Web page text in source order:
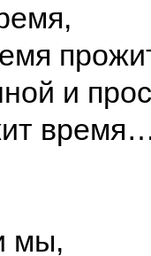
и
мы,